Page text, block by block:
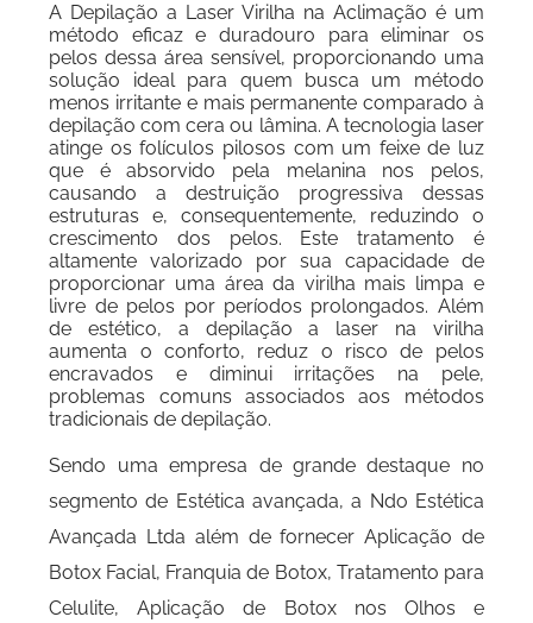
A Depilação a Laser Virilha na Aclimação é um
método eficaz e duradouro para eliminar os
pelos dessa área sensível, proporcionando uma
solução ideal para quem busca um método
menos irritante e mais permanente comparado à
depilação com cera ou lâmina. A tecnologia laser
atinge os folículos pilosos com um feixe de luz
que é absorvido pela melanina nos pelos,
causando a destruição progressiva dessas
estruturas e, consequentemente, reduzindo o
crescimento dos pelos. Este tratamento é
altamente valorizado por sua capacidade de
proporcionar uma área da virilha mais limpa e
livre de pelos por períodos prolongados. Além
de estético, a depilação a laser na virilha
aumenta o conforto, reduz o risco de pelos
encravados e diminui irritações na pele,
problemas comuns associados aos métodos
tradicionais de depilação.
Sendo uma empresa de grande destaque no
segmento de Estética avançada, a Ndo Estética
Avançada Ltda além de fornecer Aplicação de
Botox Facial, Franquia de Botox, Tratamento para
Celulite, Aplicação de Botox nos Olhos e